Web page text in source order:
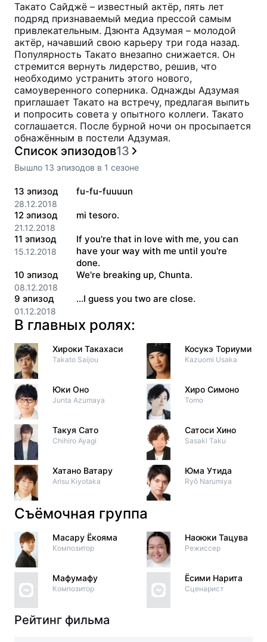
Такато Сайджё – известный актёр, пять лет
подряд признаваемый медиа прессой самым
привлекательным. Дзюнта Адзумая – молодой
актёр, начавший свою карьеру три года назад.
Популярность Такато внезапно снижается. Он
стремится вернуть лидерство, решив, что
необходимо устранить этого нового,
самоуверенного соперника. Однажды Адзумая
приглашает Такато на встречу, предлагая выпить
и попросить совета у опытного коллеги. Такато
соглашается. После бурной ночи он просыпается
обнажённым в постели Адзумая.
Список эпизодов13
Вышло 13 эпизодов в 1 сезоне
13 эпизод
28.12.2018
fu-fu-fuuuun
12 эпизод
21.12.2018
mi tesoro.
11 эпизод
15.12.2018
If you're that in love with me, you can
have your way with me until you're
done.
10 эпизод
08.12.2018
We're breaking up, Chunta.
9 эпизод
01.12.2018
...I guess you two are close.
В главных ролях:
Хироки Такахаси
Takato Saijou
Юки Оно
Junta Azumaya
Такуя Сато
Chihiro Ayagi
Хатано Ватару
Arisu Kiyotaka
Косукэ Ториуми
Kazuomi Usaka
Хиро Симоно
Tomo
Сатоси Хино
Sasaki Taku
Юма Утида
Ryô Narumiya
Съёмочная группа
Масару Ёкояма
Композитор
Мафумафу
Композитор
Наоюки Тацува
Режиссер
Ёсими Нарита
Сценарист
Рейтинг фильма